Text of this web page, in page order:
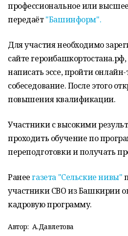
профессиональное или
передаёт"Башинформ".
Для участия необходимо
сайте
написать эссе, пройти
собеседование. После этого
повышения квалификации.
Участники с высокими
проходить обучение по
переподготовки и получать
Ранеегазета "Сельские нивы"
участники СВО из Башкирии
кадровую программу.
Автор: А.Давлетова